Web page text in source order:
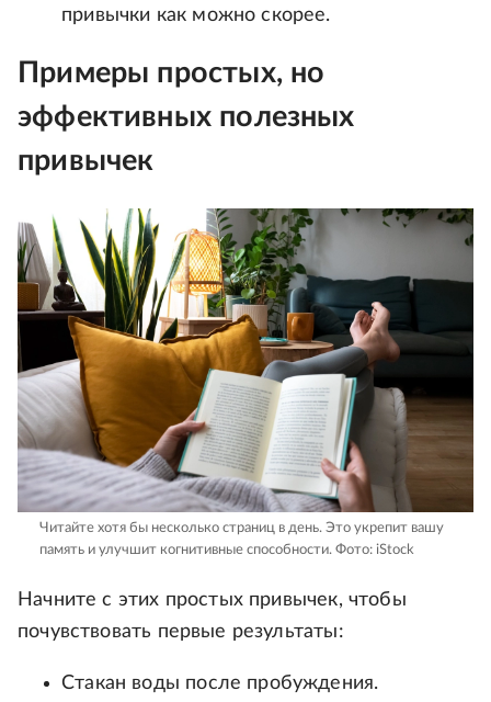
привычки как можно скорее.
Примеры простых, но
эффективных полезных
привычек
Читайте хотя бы несколько страниц в день. Это укрепит вашу
память и улучшит когнитивные способности. Фото: iStock
Начните с этих простых привычек, чтобы
почувствовать первые результаты:
Стакан воды после пробуждения.